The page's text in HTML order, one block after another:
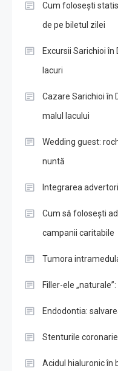
Cum folosești
de pe biletul zilei
Excursii Sarichioi
lacuri
Cazare Sarichioi în
malul lacului
Wedding guest:
nuntă
Integrarea
Cum să folosești
campanii caritabile
Tumora
Filler-ele
Endodontia:
Stenturile
Acidul hialuronic în